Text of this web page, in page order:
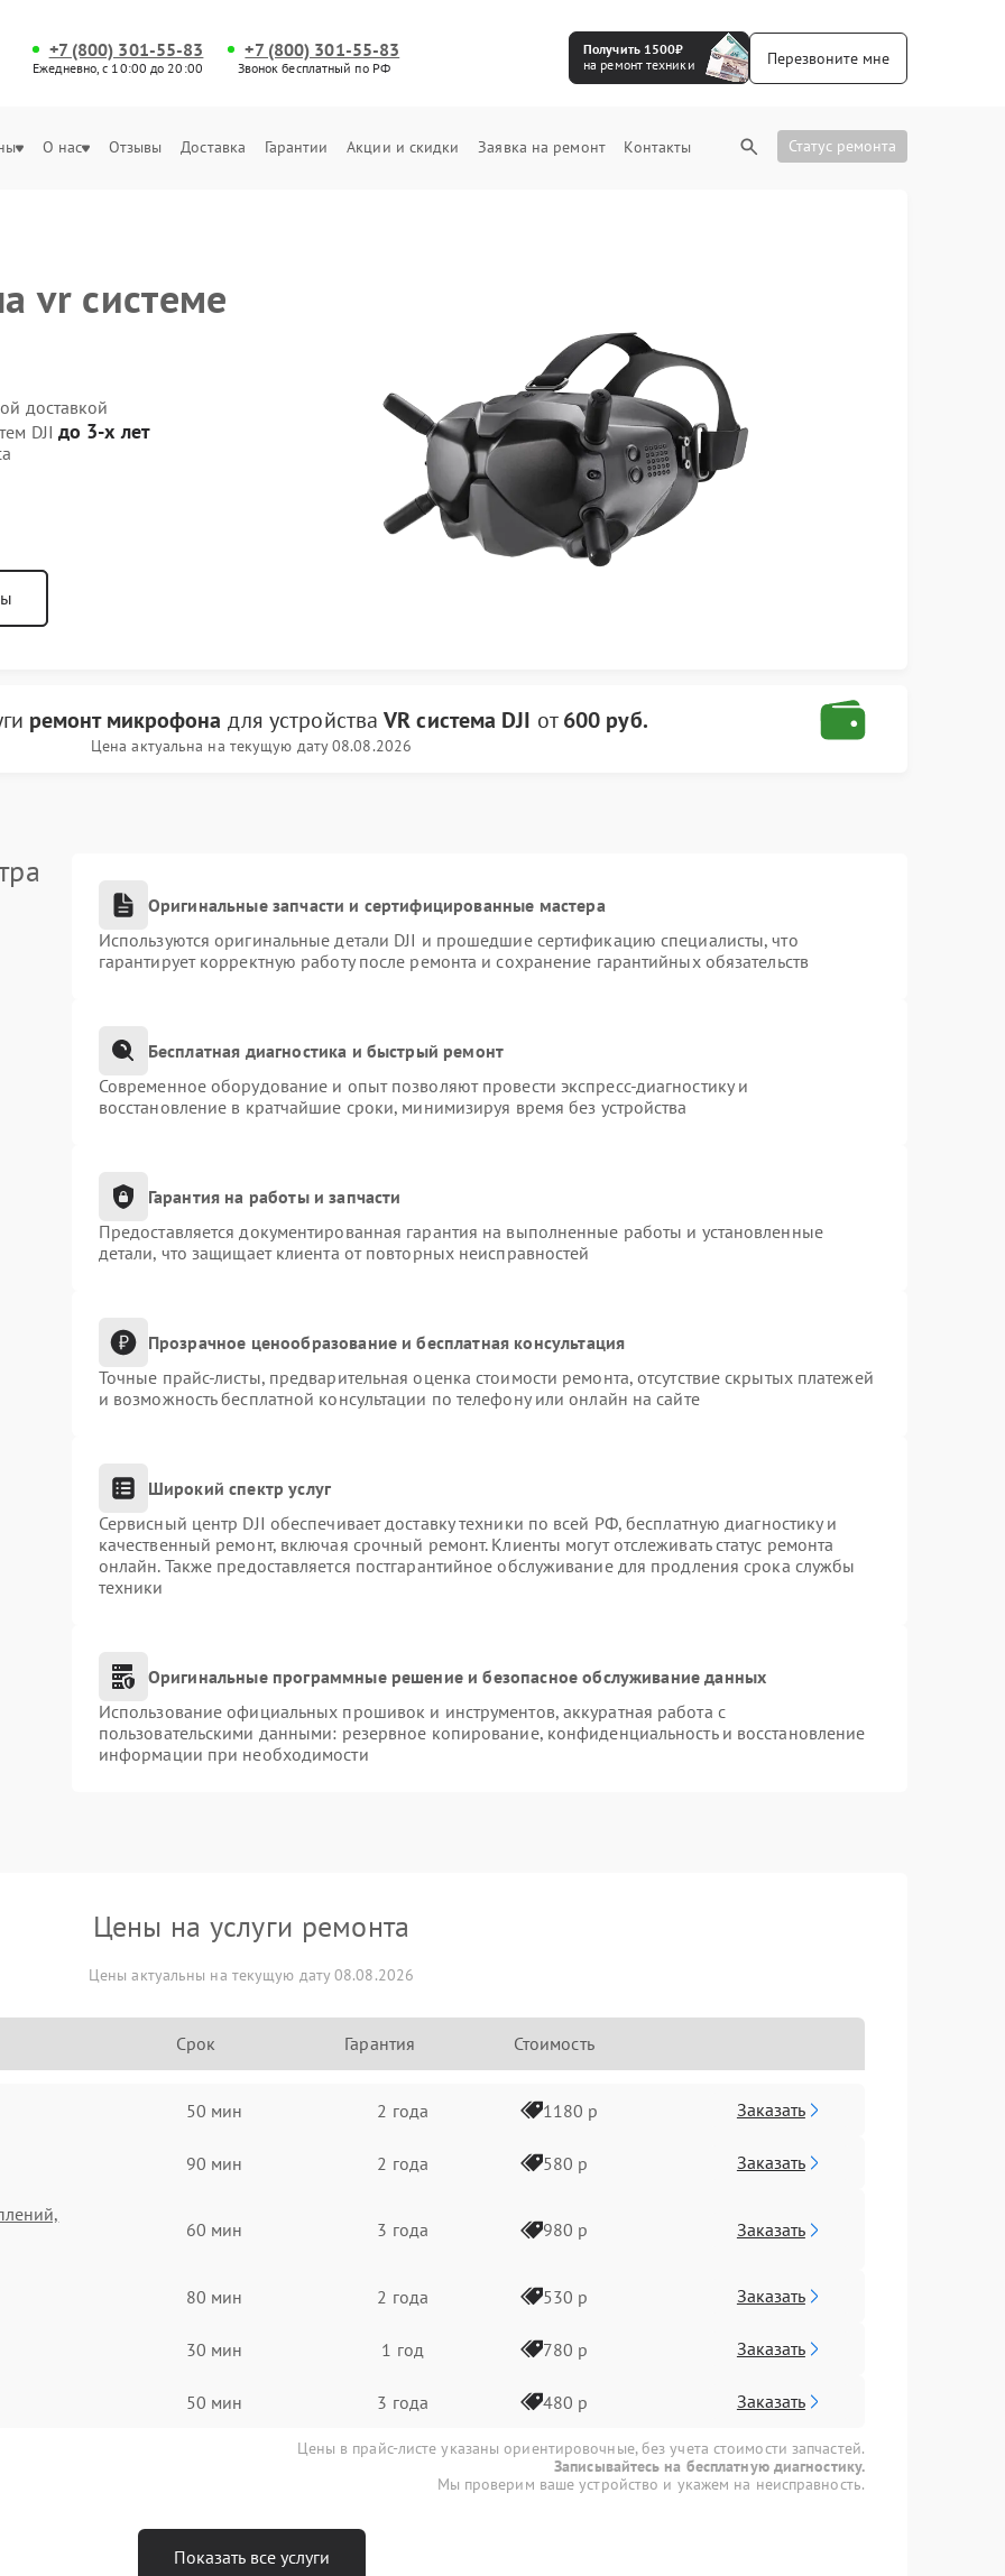
+7 (800) 301-55-83
Ежедневно, с 10:00 до 20:00
+7 (800) 301-55-83
Звонок бесплатный по РФ
Получить 1500₽
на ремонт техники
Перезвоните мне
О нас Отзывы Доставка Гарантии Акции и скидки Заявка на ремонт Контакты Статус ремонта
vr системе
доставкой
DJI до 3-х лет
ремонт микрофона для устройстваVR система DJI от600 руб.
Цена актуальна на текущую дату 08.08.2026
Оригинальные запчасти и сертифицированные мастера
Используются оригинальные детали DJI и прошедшие сертификацию специалисты, что
гарантирует корректную работу после ремонта и сохранение гарантийных обязательств
Бесплатная диагностика и быстрый ремонт
Современное оборудование и опыт позволяют провести экспресс-диагностику и
восстановление в кратчайшие сроки, минимизируя время без устройства
Гарантия на работы и запчасти
Предоставляется документированная гарантия на выполненные работы и установленные
детали, что защищает клиента от повторных неисправностей
Прозрачное ценообразование и бесплатная консультация
Точные прайс-листы, предварительная оценка стоимости ремонта, отсутствие скрытых платежей
и возможность бесплатной консультации по телефону или онлайн на сайте
Широкий спектр услуг
Сервисный центр DJI обеспечивает доставку техники по всей РФ, бесплатную диагностику и
качественный ремонт, включая срочный ремонт. Клиенты могут отслеживать статус ремонта
онлайн. Также предоставляется постгарантийное обслуживание для продления срока службы
техники
Оригинальные программные решение и безопасное обслуживание данных
Использование официальных прошивок и инструментов, аккуратная работа с
пользовательскими данными: резервное копирование, конфиденциальность и восстановление
информации при необходимости
Цены на услуги ремонта
Цены актуальны на текущую дату 08.08.2026
Срок Гарантия Стоимость
50 мин 2 года 1180 р Заказать
90 мин 2 года 580 р Заказать
60 мин 3 года 980 р Заказать
80 мин 2 года 530 р Заказать
30 мин 1 год 780 р Заказать
50 мин 3 года 480 р Заказать
Цены в прайс-листе указаны ориентировочные, без учета стоимости запчастей.
Записывайтесь на бесплатную диагностику.
Мы проверим ваше устройство и укажем на неисправность.
Показать все услуги